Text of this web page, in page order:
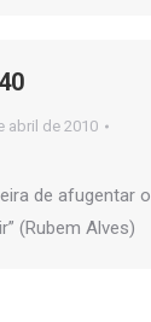
abril de 2010
de afugentar o
(Rubem Alves)